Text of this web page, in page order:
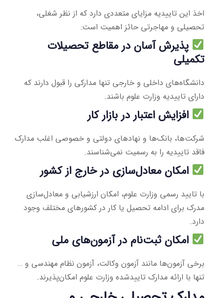
اخذ این تاییدیه مزایای متعددی دارد که از نظر شغلی،
تحصیلی و مهاجرتی حائز اهمیت است:
پذیرش آسان در مقاطع تحصیلات
تکمیلی
دانشگاه‌های داخلی و خارجی تنها مدارکی را قبول دارند که
دارای تاییدیه وزارت علوم باشند.
افزایش اعتبار در بازار کار
شرکت‌ها، بانک‌ها و نهادهای دولتی و خصوصی اغلب مدارک
فاقد تاییدیه را به رسمیت نمی‌شناسند.
امکان معادل‌سازی در خارج از کشور
با تایید رسمی وزارت علوم، امکان ارزشیابی و معادل‌سازی
مدرک برای ادامه تحصیل یا کار در کشورهای مختلف وجود
دارد.
امکان ثبت‌نام در آزمون‌های ملی
برخی آزمون‌ها مانند آزمون وکالت، آزمون نظام مهندسی و …
تنها با ارائه مدارک تاییدشده وزارت علوم امکان‌پذیرند.